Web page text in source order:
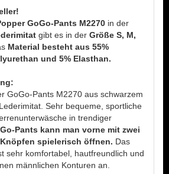
GoGo-Pants M2270 in der
gibt es in der Größe S, M,
Material besteht aus 55%
und 5% Elasthan.
GoGo-Pants M2270 aus schwarzem
Sehr bequeme, sportliche
in trendiger
Pants kann man vorne mit zwei
spielerisch öffnen. Das
sehr komfortabel, hautfreundlich und
männlichen Konturen an.